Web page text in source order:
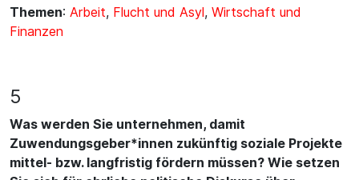
Themen: Arbeit, Flucht und Asyl, Wirtschaft und
Finanzen
5
Was werden Sie unternehmen, damit
Zuwendungsgeber*innen zukünftig soziale Projekte
mittel- bzw. langfristig fördern müssen? Wie setzen